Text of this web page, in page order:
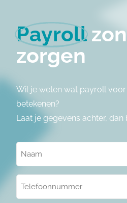
Payroll
zorgen
Wil je weten wat payroll
betekenen?
Laat je gegevens achter, dan